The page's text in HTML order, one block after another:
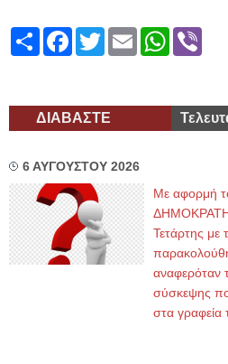
ShareFacebook
TwitterEmailWhatsApp
ΔΙΑΒΑΣΤΕ
6 ΑΥΓΟΥΣΤΟΥ 2026
Με αφορμή
ΔΗΜΟΚΡΑΤΗ
Τετάρτης με
αναφερόταν
σύσκεψης
στα γραφεία